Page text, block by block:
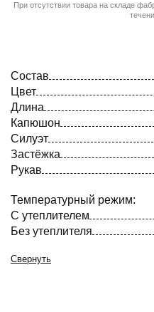
При отсутствии товара на складе
Состав
Цвет
Длина
Капюшон
Силуэт
Застёжка
Рукав
Температурный режим:
С утеплителем
Без утеплителя
Свернуть